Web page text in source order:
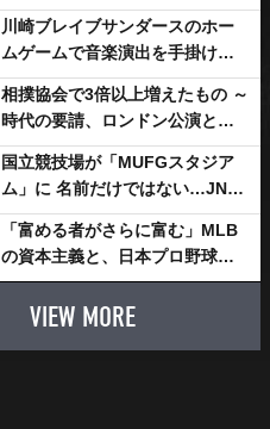
える科学界の挑戦
川崎ブレイブサンダースのホー
ムゲームで音楽演出を手掛ける
スチャダラパーが川崎新！アリ
ーナシティ・プロジェクトを語
る 「楽しみでしかないでしょ。
川崎は、ずっと成長曲線だか
ら」
相撲協会で3倍以上増えたもの ～
時代の要請、ロンドン公演と古
式大相撲
国立競技場が「MUFGスタジア
ム」に 名前だけではない…JNSE
とMUFGが“共創”し描く地域活
性化・社会価値創造の近未来図
とは
「富める者がさらに富む」MLB
の資本主義と、日本プロ野球が
踏み出せない一歩
VIEW MORE